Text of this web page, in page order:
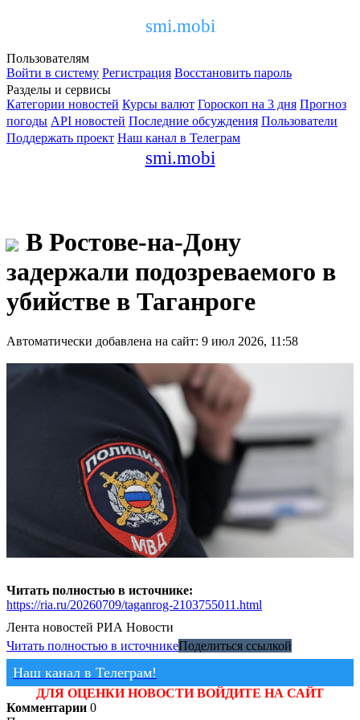
smi.mobi
Пользователям
Войти в систему Регистрация Восстановить пароль
Разделы и сервисы
Категории новостей Курсы валют Гороскоп на 3 дня Прогноз
погоды API новостей Последние обсуждения Пользователи
Поддержать проект Наш канал в Телеграм
smi.mobi
В Ростове-на-Дону
задержали подозреваемого в
убийстве в Таганроге
Автоматически добавлена на сайт: 9 июл 2026, 11:58
Читать полностью в источнике:
https://ria.ru/20260709/taganrog-2103755011.html
Лента новостей РИА Новости
Читать полностью в источникеПоделиться ссылкой
Наш канал в Телеграм!
ДЛЯ ОЦЕНКИ НОВОСТИ ВОЙДИТЕ НА САЙТ
Комментарии 0